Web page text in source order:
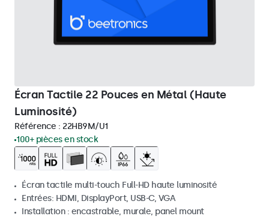
Écran Tactile 22 Pouces en Métal (Haute
Luminosité)
Référence : 22HB9M/U1
100+ pièces en stock
Écran tactile multi-touch Full-HD haute luminosité
Entrées: HDMI, DisplayPort, USB-C, VGA
Installation : encastrable, murale, panel mount